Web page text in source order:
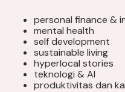
personal finance &
mental health
self development
sustainable living
hyperlocal stories
teknologi & AI
produktivitas dan